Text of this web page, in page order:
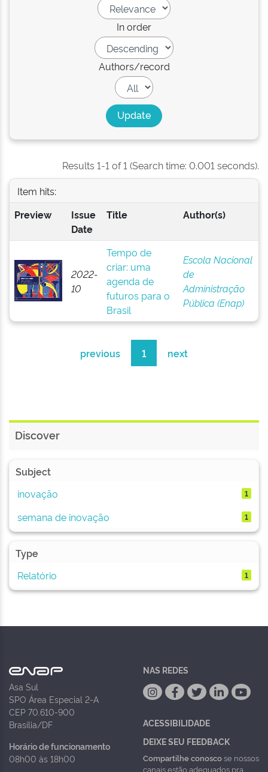
In order
Authors/record
Results 1-1 of 1 (Search time: 0.001 seconds).
Item hits:
Preview
Issue
Date
Title Author(s)
2022-
10
Tempo de
criar: uma
agenda de
futuros para o
Brasil
Escola Nacional
de
Administração
Pública (Enap)
previous 1 next
Discover
Subject
inovação
1
semana de inovação 1
Type
Relatório
1
Asa Sul
SPO Área Especial 2-A
CEP 70.610-900
Brasília/DF
Horário de funcionamento
08h00 às 18h00
NAS REDES
ACESSIBILIDADE
DEIXE SEU FEEDBACK
Compartilhe conoscose nossos
canais estão adequados pra